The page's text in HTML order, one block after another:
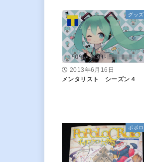
グッズ
2013年6月16日
メンタリスト シーズン４
ポポロ